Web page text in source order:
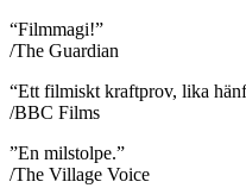
“Filmmagi!”
/The Guardian
“Ett filmiskt kraftprov, lika
/BBC Films
”En milstolpe.”
/The Village Voice